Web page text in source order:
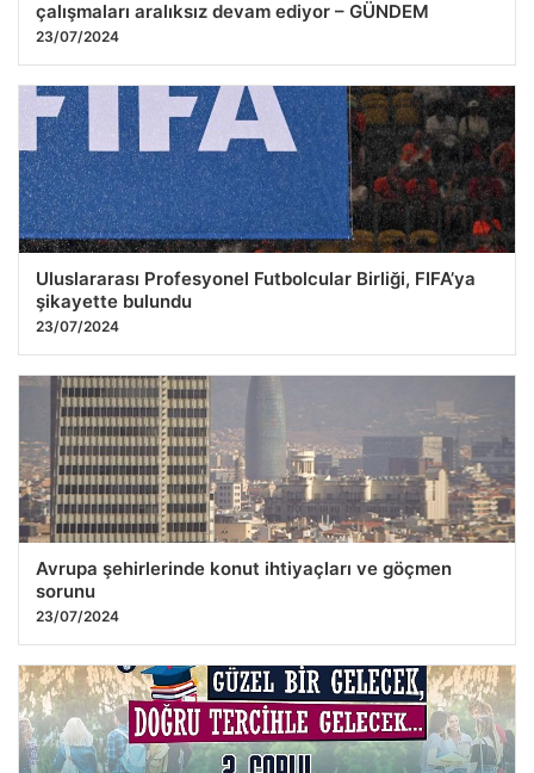
çalışmaları aralıksız devam ediyor – GÜNDEM
23/07/2024
Uluslararası Profesyonel Futbolcular Birliği, FIFA’ya
şikayette bulundu
23/07/2024
Avrupa şehirlerinde konut ihtiyaçları ve göçmen
sorunu
23/07/2024